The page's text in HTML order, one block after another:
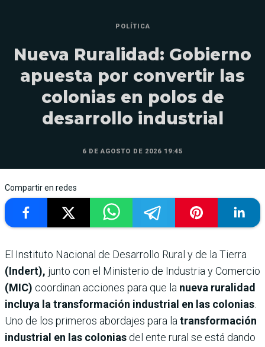
POLÍTICA
Nueva Ruralidad: Gobierno
apuesta por convertir las
colonias en polos de
desarrollo industrial
6 DE AGOSTO DE 2026 19:45
Compartir en redes
El Instituto Nacional de Desarrollo Rural y de la Tierra
(Indert), junto con el Ministerio de Industria y Comercio
(MIC) coordinan acciones para que la nueva ruralidad
incluya la transformación industrial en las colonias.
Uno de los primeros abordajes para latransformación
industrial en las colonias del ente rural se está dando